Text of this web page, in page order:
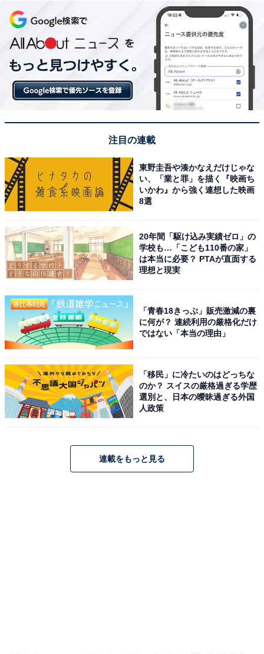
注目の連載
東野圭吾や湊かなえだけじゃな
い、「業と罪」を描く『映画ち
いかわ』から強く連想した映画
8選
20年間「駆け込み実績ゼロ」の
学校も…「こども110番の家」
は本当に必要？ PTAが直面する
理想と現実
「青春18きっぷ」販売激減の裏
に何が？ 連続利用の厳格化だけ
ではない「本当の理由」
「移民」に冷たいのはどっちな
のか？ スイスの厳格過ぎる学歴
選別と、日本の曖昧過ぎる外国
人政策
連載をもっと見る